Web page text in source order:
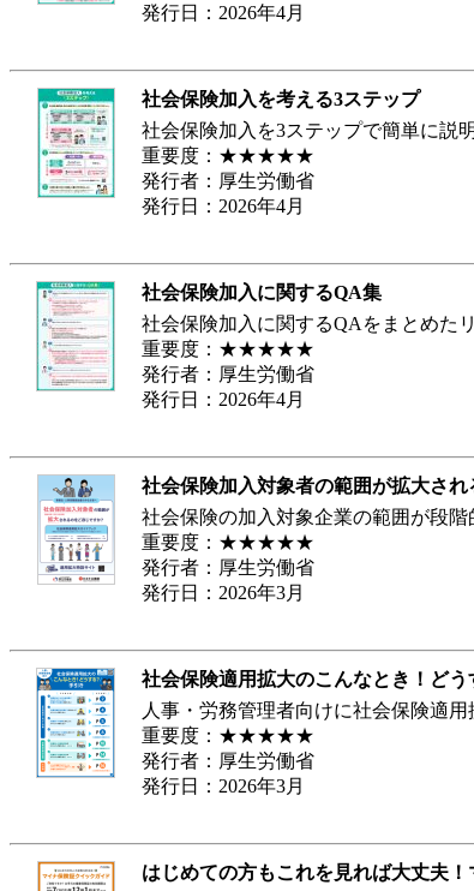
発行日：2026年4月
社会保険加入を考える3ステップ
社会保険加入を3ステップで簡単に説
重要度：★★★★★
発行者：厚生労働省
発行日：2026年4月
社会保険加入に関するQA集
社会保険加入に関するQAをまとめた
重要度：★★★★★
発行者：厚生労働省
発行日：2026年4月
社会保険加入対象者の範囲が拡大され
社会保険の加入対象企業の範囲が段
重要度：★★★★★
発行者：厚生労働省
発行日：2026年3月
社会保険適用拡大のこんなとき！どう
人事・労務管理者向けに社会保険適
重要度：★★★★★
発行者：厚生労働省
発行日：2026年3月
はじめての方もこれを見れば大丈夫